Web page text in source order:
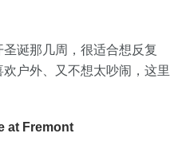
诞那几周，很适合想反复
户外、又不想太吵闹，这里
at Fremont